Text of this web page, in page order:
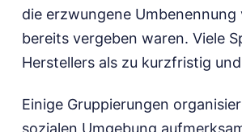
die erzwungene
bereits vergeben waren. Viele
Herstellers als zu kurzfristig
Einige Gruppierungen
sozialen Umgebung